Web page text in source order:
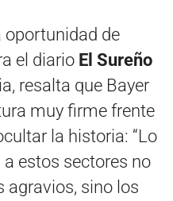
oportunidad de
el diario El Sureño
resalta que Bayer
muy firme frente
la historia: “Lo
estos sectores no
agravios, sino los